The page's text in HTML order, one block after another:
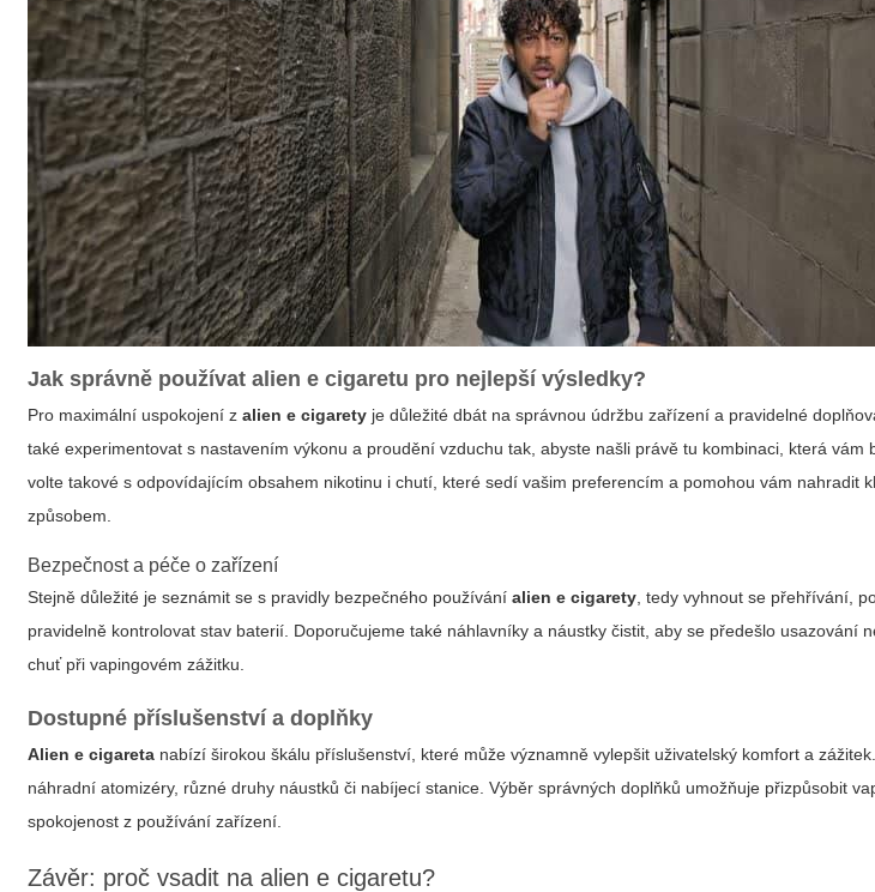
Jak správně používatalien e cigaretu pro nejlepší výsledky?
Pro maximální uspokojení zalien e cigarety je důležité dbát na správnou údržbu zařízení a pravidelné
také experimentovat s nastavením výkonu a proudění vzduchu tak, abyste našli právě tu kombinaci, která
volte takové s odpovídajícím obsahem nikotinu i chutí, které sedí vašim preferencím a pomohou vám nahradit
způsobem.
Bezpečnost a péče o zařízení
Stejně důležité je seznámit se s pravidly bezpečného používáníalien e cigarety , tedy vyhnout se přehřívání,
pravidelně kontrolovat stav baterií. Doporučujeme také náhlavníky a náustky čistit, aby se předešlo usazování
chuť při vapingovém zážitku.
Dostupné příslušenství a doplňky
Alien e cigareta nabízí širokou škálu příslušenství, které může významně vylepšit uživatelský komfort a
náhradní atomizéry, různé druhy náustků či nabíjecí stanice. Výběr správných doplňků umožňuje přizpůsobit
spokojenost z používání zařízení.
Závěr: proč vsadit na alien e cigaretu?